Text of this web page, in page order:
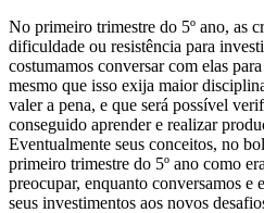
No primeiro trimestre do 5º ano, as
dificuldade ou resistência para
costumamos conversar com elas
mesmo que isso exija maior
valer a pena, e que será possível
conseguido aprender e realizar
Eventualmente seus conceitos, no
primeiro trimestre do 5º ano como
preocupar, enquanto conversamos e
seus investimentos aos novos